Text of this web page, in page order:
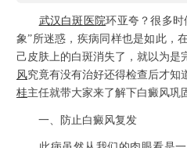
武汉白斑医院环亚夸？很多时
象”所迷惑，疾病同样也是如此，
己皮肤上的白斑消失了，就以为是
风究竟有没有治好还得检查后才知
桂主任就带大家来了解下白癜风巩
一、防止白癜风复发